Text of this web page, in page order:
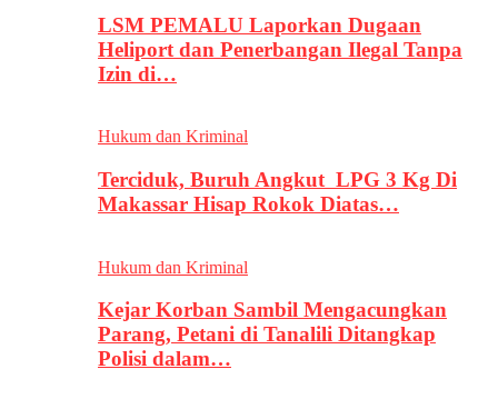
LSM PEMALU Laporkan Dugaan
Heliport dan Penerbangan Ilegal Tanpa
Izin di…
Hukum dan Kriminal
Terciduk, Buruh Angkut LPG 3 Kg Di
Makassar Hisap Rokok Diatas…
Hukum dan Kriminal
Kejar Korban Sambil Mengacungkan
Parang, Petani di Tanalili Ditangkap
Polisi dalam…